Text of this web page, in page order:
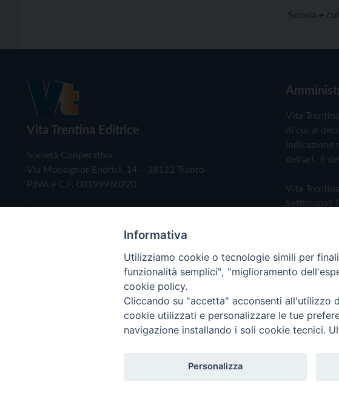
Scuola e
Vita Trentina Editrice
Società Cooperativa
Via Monsignor Endrici, 14 – 38122 Trento
P.IVA e C.F. 00199960220
Vita
di cui al
Indicazione
dell'art. 5
Vita
Settimanali
Privacy
Copyright © 2019 - Tutti i diritti riservati - Vita Trentina
Informativa
Utilizziamo cookie o tecnologie simili per
funzionalità semplici", "miglioramento
cookie policy.
Cliccando su "accetta" acconsenti all'utilizzo
cookie utilizzati e personalizzare le tue
navigazione installando i soli cookie tecnici.
Personalizza